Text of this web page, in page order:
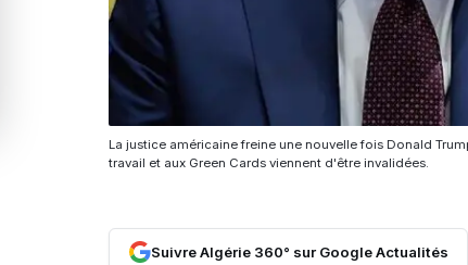
La justice américaine freine une nouvelle fois Donald
travail et aux Green Cards viennent d'être invalidées.
Suivre Algérie 360° sur Google Actualités